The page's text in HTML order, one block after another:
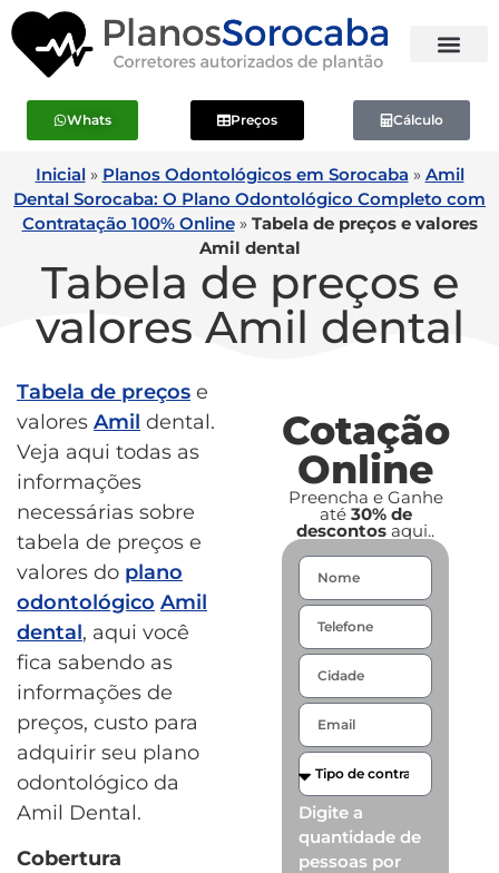
Whats Preços Cálculo
Inicial» Planos Odontológicos em Sorocaba » Amil
Dental Sorocaba: O Plano Odontológico Completo com
Contratação 100% Online» Tabela de preços e valores
Amil dental
Tabela de preços e
valores Amil dental
Tabela de preços e
valores Amil dental.
Veja aqui todas as
informações
necessárias sobre
tabela de preços e
valores do plano
odontológico Amil
dental, aqui você
fica sabendo as
informações de
preços, custo para
adquirir seu plano
odontológico da
Amil Dental.
Cobertura
Cotação
Online
Preencha e Ganhe
até 30% de
descontos aqui..
Digite a
quantidade de
pessoas por